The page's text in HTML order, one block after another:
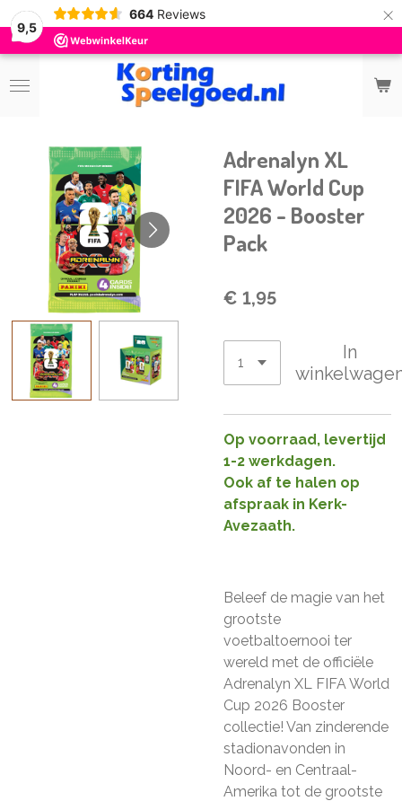
9,5
664 Reviews ×
Adrenalyn XL
FIFA World Cup
2026 - Booster
Pack
€ 1,95
In
Op voorraad, levertijd
1-2 werkdagen.
Ook af te halen op
afspraak in Kerk-
Avezaath.
Beleef de magie van het
grootste
voetbaltoernooi ter
wereld met de officiële
Adrenalyn XL FIFA World
Cup 2026 Booster
collectie! Van zinderende
stadionavonden in
Noord- en Centraal-
Amerika tot de grootste